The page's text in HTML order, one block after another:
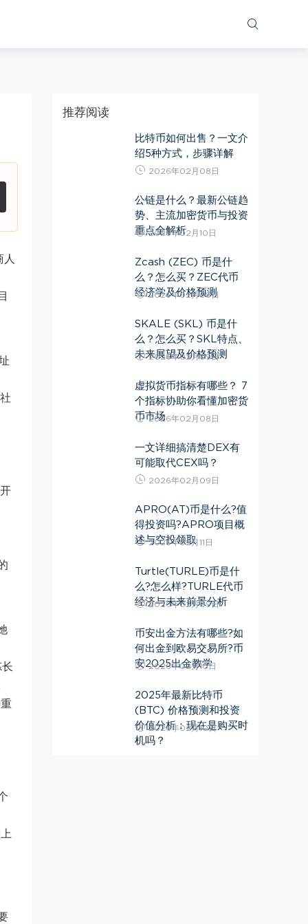
推荐阅读
比特币如何出售？一文介
绍5种方式，步骤详解
2026年02月08日
公链是什么？最新公链趋
势、主流加密货币与投资
重点全解析
2026年02月10日
Zcash (ZEC) 币是什
么？怎么买？ZEC代币
经济学及价格预测
2026年02月08日
SKALE (SKL) 币是什
么？怎么买？SKL特点、
未来展望及价格预测
2026年02月09日
虚拟货币指标有哪些？ 7
个指标协助你看懂加密货
币市场
2026年02月08日
一文详细搞清楚DEX有
可能取代CEX吗？
2026年02月09日
APRO(AT)币是什么?值
得投资吗?APRO项目概
述与空投领取
2026年02月11日
Turtle(TURLE)币是什
么?怎么样?TURLE代币
经济与未来前景分析
2026年02月09日
币安出金方法有哪些?如
何出金到欧易交易所?币
安2025出金教学
2026年02月10日
2025年最新比特币
(BTC) 价格预测和投资
价值分析：现在是购买时
机吗？
2026年02月10日